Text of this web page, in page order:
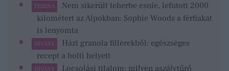
FEMINA
Nem sikerült teherbe esnie, lefutott 2000
kilométert az Alpokban: Sophie Woods a férfiakat
is lenyomta
DÍVÁNY
Házi granola fillérekből: egészséges
recept a bolti helyett
DÍVÁNY
Locsolási tilalom: milyen aszálytűrő